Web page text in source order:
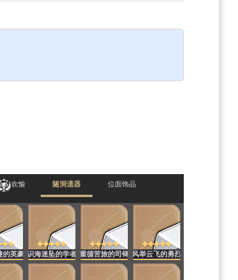
欢愉 隧洞遗器 位面饰品
的英豪 识海迷坠的学者 重循苦旅的司铎 风举云飞的勇烈